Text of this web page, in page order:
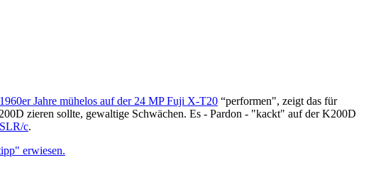
Jahre mühelos auf der 24 MP Fuji X-T20 “performen", zeigt das für
zieren sollte, gewaltige Schwächen. Es - Pardon - "kackt" auf der K200D
c.
erwiesen.